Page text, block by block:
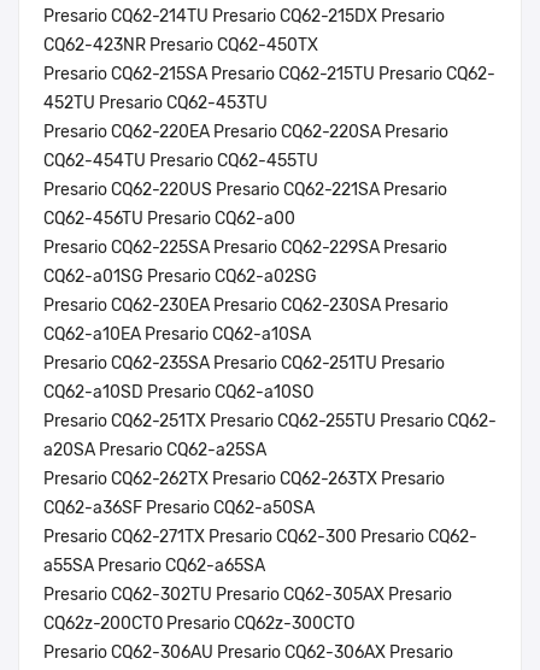
Presario CQ62-214TU Presario CQ62-215DX Presario
CQ62-423NR Presario CQ62-450TX
Presario CQ62-215SA Presario CQ62-215TU Presario CQ62-
452TU Presario CQ62-453TU
Presario CQ62-220EA Presario CQ62-220SA Presario
CQ62-454TU Presario CQ62-455TU
Presario CQ62-220US Presario CQ62-221SA Presario
CQ62-456TU Presario CQ62-a00
Presario CQ62-225SA Presario CQ62-229SA Presario
CQ62-a01SG Presario CQ62-a02SG
Presario CQ62-230EA Presario CQ62-230SA Presario
CQ62-a10EA Presario CQ62-a10SA
Presario CQ62-235SA Presario CQ62-251TU Presario
CQ62-a10SD Presario CQ62-a10SO
Presario CQ62-251TX Presario CQ62-255TU Presario CQ62-
a20SA Presario CQ62-a25SA
Presario CQ62-262TX Presario CQ62-263TX Presario
CQ62-a36SF Presario CQ62-a50SA
Presario CQ62-271TX Presario CQ62-300 Presario CQ62-
a55SA Presario CQ62-a65SA
Presario CQ62-302TU Presario CQ62-305AX Presario
CQ62z-200CTO Presario CQ62z-300CTO
Presario CQ62-306AU Presario CQ62-306AX Presario